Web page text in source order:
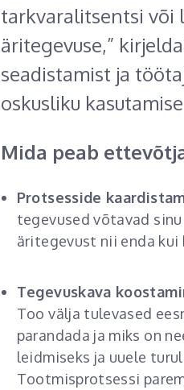
tarkvaralitsentsi või
äritegevuse,”
seadistamist ja
oskusliku
Mida peab
Protsesside
tegevused võtavad
äritegevust nii enda kui
Tegevuskava
Too välja tulevased
parandada ja miks on
leidmiseks ja uuele
Tootmisprotsessi